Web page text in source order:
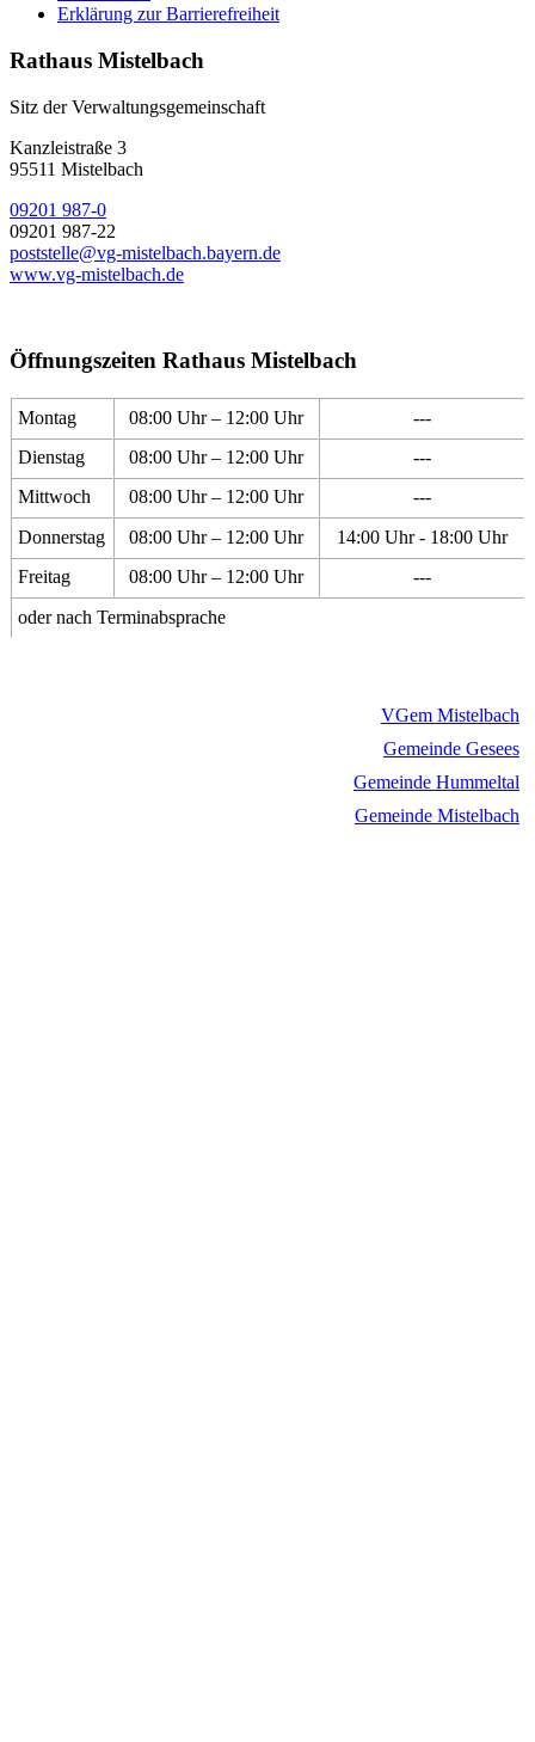
Erklärung zur Barrierefreiheit
Rathaus Mistelbach
Sitz der Verwaltungsgemeinschaft
Kanzleistraße 3
95511 Mistelbach
09201 987-0
09201 987-22
poststelle@vg-mistelbach.bayern.de
www.vg-mistelbach.de
Öffnungszeiten Rathaus Mistelbach
Montag 08:00 Uhr – 12:00 Uhr
---
Dienstag
08:00 Uhr – 12:00 Uhr
---
Mittwoch
08:00 Uhr – 12:00 Uhr
---
Donnerstag
08:00 Uhr – 12:00 Uhr
14:00 Uhr - 18:00 Uhr
Freitag
08:00 Uhr – 12:00 Uhr
---
oder nach Terminabsprache
VGem Mistelbach
Gemeinde Gesees
Gemeinde Hummeltal
Gemeinde Mistelbach